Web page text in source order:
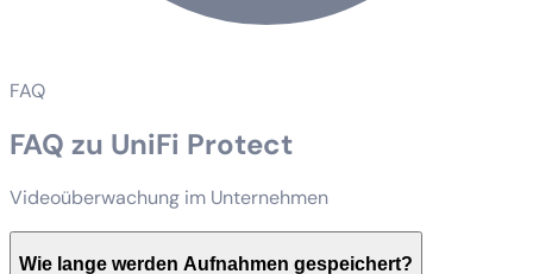
FAQ
FAQ zu UniFi Protect
Videoüberwachung im Unternehmen
Wie lange werden Aufnahmen gespeichert?